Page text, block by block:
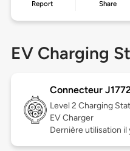
Report Share
EV Charging
Connecteur
Level 2 Charging
EV Charger
Dernière utilisation il